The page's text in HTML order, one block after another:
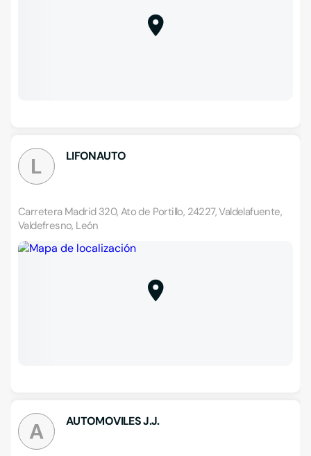
L LIFONAUTO
Carretera Madrid 320, Ato de Portillo, 24227, Valdelafuente,
Valdefresno, León
A AUTOMOVILES J.J.